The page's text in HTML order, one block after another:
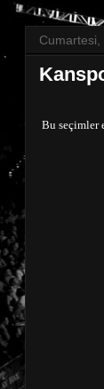
Bu seçimler